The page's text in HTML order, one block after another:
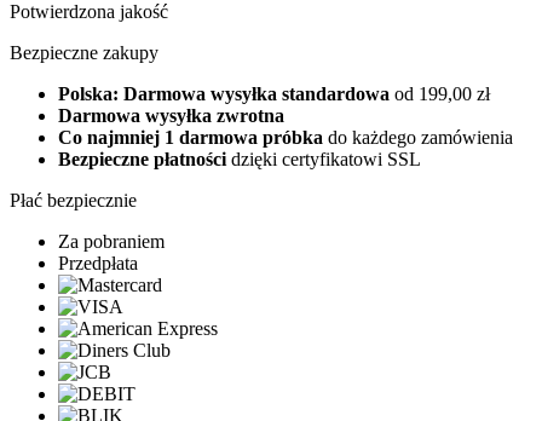
Potwierdzona jakość
Bezpieczne zakupy
Polska: Darmowa wysyłka standardowa od 199,00 zł
Darmowa wysyłka zwrotna
Co najmniej 1 darmowa próbka do każdego zamówienia
Bezpieczne płatności dzięki certyfikatowi SSL
Płać bezpiecznie
Za pobraniem
Przedpłata